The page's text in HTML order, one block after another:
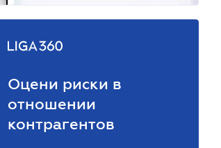
Оцени риски в
отношении
контрагентов